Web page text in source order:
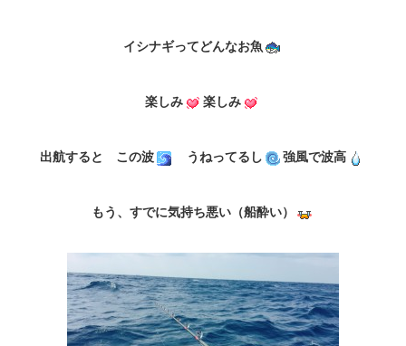
イシナギってどんなお魚
楽しみ 楽しみ
出航すると この波 うねってるし 強風で波高
もう、すでに気持ち悪い（船酔い）